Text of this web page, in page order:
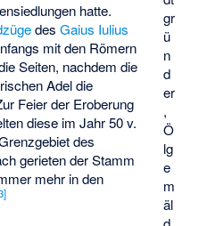
gr
ü
n
d
er
,
Ö
lg
e
m
äl
hatte.
desGaius Iulius
mit den Römern
Seiten, nachdem die
Adel die
Feier der Eroberung
diese im Jahr 50 v.
des
gerieten der Stamm
mehr in den
]